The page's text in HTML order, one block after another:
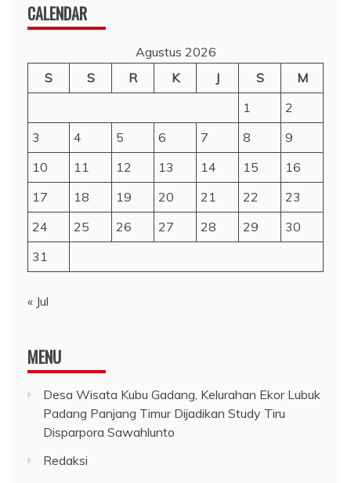
CALENDAR
Agustus 2026
S
S R K J S
M
1
2
3
4 5 6 7 8
9
10
11 12 13 14 15
16
17
18 19 20 21 22
23
24
25 26 27 28 29
30
31
« Jul
MENU
Desa Wisata Kubu Gadang, Kelurahan Ekor Lubuk
Padang Panjang Timur Dijadikan Study Tiru
Disparpora Sawahlunto
Redaksi